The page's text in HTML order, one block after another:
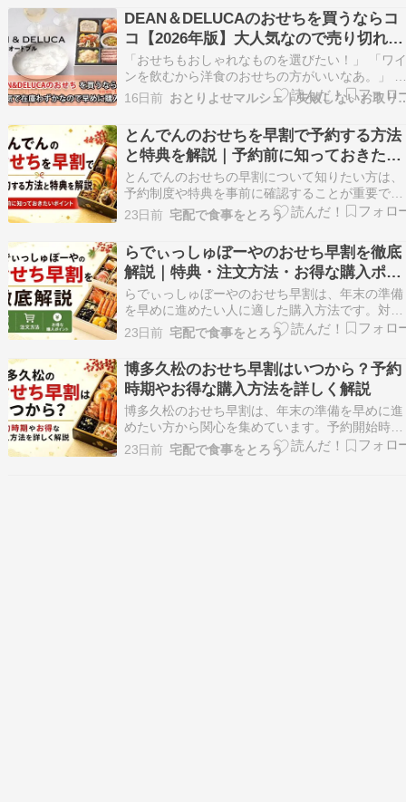
DEAN＆DELUCAのおせちを買うならコ
コ【2026年版】大人気なので売り切れ前
に買うのがおすすめ
「おせちもおしゃれなものを選びたい！」 「ワ
ンを飲むから洋食のおせちの方がいいなあ。」
んなことを考えておせちを探している方もいるの
ではないでしょうか？ お正月という特別な機会
から、自分たちの好きなものやおしゃれなものを
食べたい！ そんな方におすすめなのが、毎年大
気ですぐ…
16日前 おとりよせマルシェ｜失
とんでんのおせちを早割で予約する方法
と特典を解説｜予約前に知っておきたい
ポイント
とんでんのおせちの早割について知りたい方は、
予約制度や特典を事前に確認することが重要で
す。受付期間や予約方法を把握しておくことで、
希望の商品を選びやすくなります。販売年度によ
って内容が異なるため、最新情報を確認して準備
を進めましょう。とんでんのおせちを検討してい
る方は、最新情報…
23日前 宅配で食事をとろう
らでぃっしゅぼーやのおせち早割を徹底
解説｜特典・注文方法・お得な購入ポイ
ント
らでぃっしゅぼーやのおせち早割は、年末の準備
を早めに進めたい人に適した購入方法です。対象
期間中に申し込むことで販売条件や特典を確認し
ながら商品を選べます。販売年度ごとの内容を確
認することが満足のいく購入につながります。詳
しい内容は公式サイトを確認して申し込みを検討
してください。…
23日前 宅配で食事をとろう
博多久松のおせち早割はいつから？予約
時期やお得な購入方法を詳しく解説
博多久松のおせち早割は、年末の準備を早めに進
めたい方から関心を集めています。予約開始時期
や購入先による違いを知っておくことで、自分に
合った方法を選びやすくなります。人気商品は早
23日前 宅配で食事をとろう